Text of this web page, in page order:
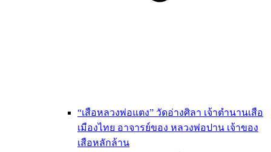
“เสือหลวงพ่อแตง” วัดอ่างศิลา เจ้าตำนานเสือ
เมืองไทย อาจารย์ของ หลวงพ่อปาน เจ้าของ
เสือหลักล้าน